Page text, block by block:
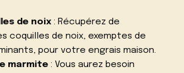
de noix: Récupérez de
coquilles de noix, exemptes de
pour votre engrais maison.
marmite: Vous aurez besoin